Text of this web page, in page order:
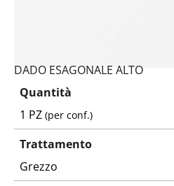
DADO ESAGONALE ALTO
Quantità
1 PZ(per conf.)
Trattamento
Grezzo